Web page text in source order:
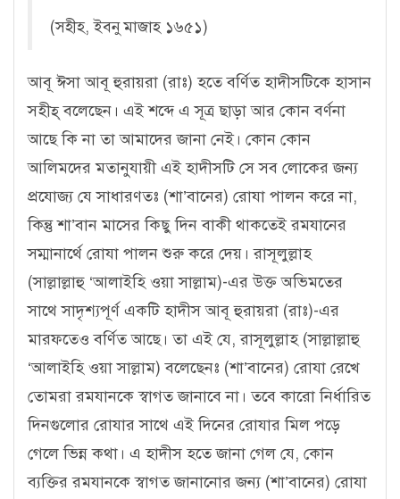
(সহীহ, ইবনু মাজাহ ১৬৫১)
আবূ ঈসা আবূ হুরায়রা (রাঃ) হতে বর্ণিত হাদীসটিকে হাসান
সহীহ্‌ বলেছেন। এই শব্দে এ সূত্র ছাড়া আর কোন বর্ণনা
আছে কি না তা আমাদের জানা নেই। কোন কোন
আলিমদের মতানুযায়ী এই হাদীসটি সে সব লোকের জন্য
প্রযোজ্য যে সাধারণতঃ (শা’বানের) রোযা পালন করে না,
কিন্তু শা’বান মাসের কিছু দিন বাকী থাকতেই রমযানের
সম্মানার্থে রোযা পালন শুরু করে দেয়। রাসূলুল্লাহ
(সাল্লাল্লাহু ‘আলাইহি ওয়া সাল্লাম)-এর উক্ত অভিমতের
সাথে সাদৃশ্যপূর্ণ একটি হাদীস আবূ হুরায়রা (রাঃ)-এর
মারফতেও বর্ণিত আছে। তা এই যে, রাসূলুল্লাহ (সাল্লাল্লাহু
‘আলাইহি ওয়া সাল্লাম) বলেছেনঃ (শা’বানের) রোযা রেখে
তোমরা রমযানকে স্বাগত জানাবে না। তবে কারো নির্ধারিত
দিনগুলোর রোযার সাথে এই দিনের রোযার মিল পড়ে
গেলে ভিন্ন কথা। এ হাদীস হতে জানা গেল যে, কোন
ব্যক্তির রমযানকে স্বাগত জানানোর জন্য (শা’বানের) রোযা